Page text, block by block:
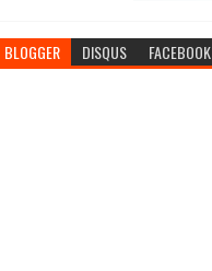
BLOGGER DISQUS FACEBOOK